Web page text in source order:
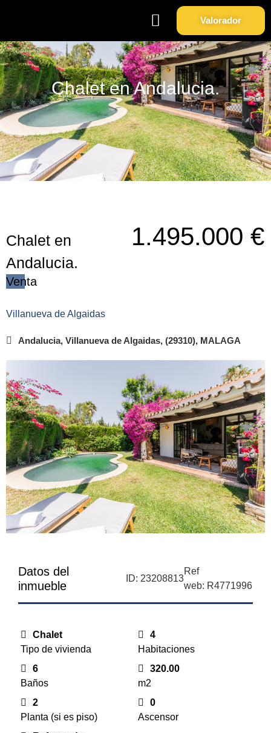
Valorador
Chalet en Andalucia.
Chalet en
Andalucia.
1.495.000 €
Venta
Villanueva de Algaidas
Andalucia, Villanueva de Algaidas, (29310), MALAGA
Datos del
inmueble
ID: 23208813
Ref
web: R4771996
Chalet
Tipo de vivienda
4
Habitaciones
6
Baños
320.00
m2
2
Planta (si es piso)
0
Ascensor